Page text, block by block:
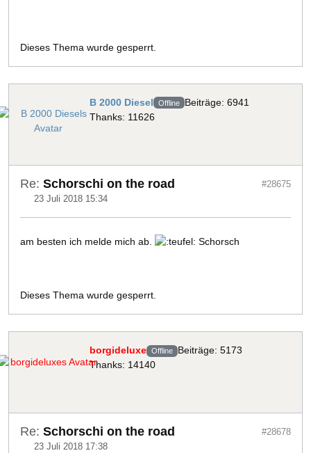
Dieses Thema wurde gesperrt.
B 2000 Diesel Offline Beiträge: 6941
Thanks: 11626
Re: Schorschi on the road
23 Juli 2018 15:34
#28675
am besten ich melde mich ab. Schorsch
Dieses Thema wurde gesperrt.
borgideluxe Offline Beiträge: 5173
Thanks: 14140
Re: Schorschi on the road
23 Juli 2018 17:38
#28678